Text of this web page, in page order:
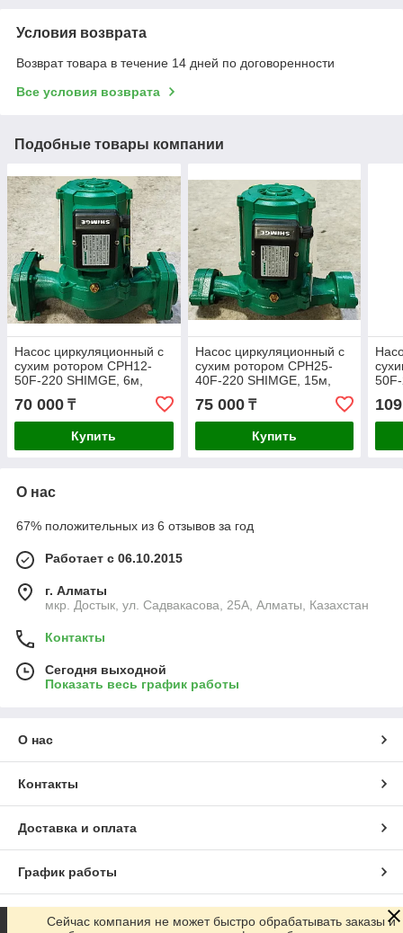
Условия возврата
Возврат товара в течение 14 дней по договоренности
Все условия возврата
Подобные товары компании
Насос циркуляционный c
сухим ротором CPH12-
50F-220 SHIMGE, 6м,
70 000 ₸
Купить
Насос циркуляционный c
сухим ротором CPH25-
40F-220 SHIMGE, 15м,
75 000₸
Купить
О нас
67% положительных из 6 отзывов за год
Работает с 06.10.2015
г. Алматы
мкр. Достык, ул. Садвакасова, 25А, Алматы, Казахстан
Контакты
Сегодня выходной
Показать весь график работы
О нас
Контакты
Доставка и оплата
График работы
Полная версия сайта
Сейчас компания не может быстро обрабатывать заказы и